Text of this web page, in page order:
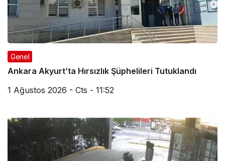
Genel
Ankara Akyurt’ta Hırsızlık Şüphelileri Tutuklandı
1 Ağustos 2026 - Cts - 11:52